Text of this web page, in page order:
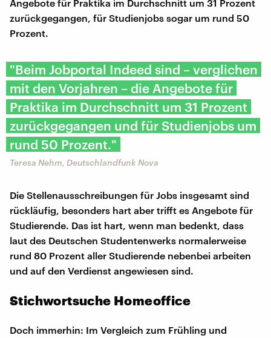
Angebote für Praktika im Durchschnitt um 31 Prozent
zurückgegangen, für Studienjobs sogar um rund 50
Prozent.
"Beim Jobportal Indeed sind – verglichen
mit den Vorjahren – die Angebote für
Praktika im Durchschnitt um 31 Prozent
zurückgegangen und für Studienjobs um
rund 50 Prozent."
Teresa Nehm, Deutschlandfunk Nova
Die Stellenausschreibungen für Jobs insgesamt sind
rückläufig, besonders hart aber trifft es Angebote für
Studierende. Das ist hart, wenn man bedenkt, dass
laut des Deutschen Studentenwerks normalerweise
rund 80 Prozent aller Studierende nebenbei arbeiten
und auf den Verdienst angewiesen sind.
Stichwortsuche Homeoffice
Doch immerhin: Im Vergleich zum Frühling und